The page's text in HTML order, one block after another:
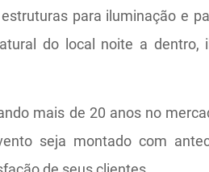
para iluminação e
do local noite a dentro,
mais de 20 anos no
seja montado com